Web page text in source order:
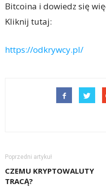
Bitcoina i dowiedz się
Kliknij tutaj:
https://odkrywcy.pl/
Poprzedni artykuł
CZEMU KRYPTOWALUTY
TRACĄ?